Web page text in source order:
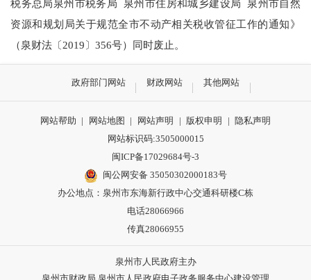
税务总局泉州市税务局
泉州市住房和城乡建设局
泉州市自然
资源和规划局关于规范全市不动产相关税收管征工作的通知》
（泉财法〔2019〕356号）同时废止。
政府部门网站 财政网站 其他网站
网站帮助 | 网站地图 | 网站声明 | 版权申明 | 隐私声明
网站标识码:3505000015
闽ICP备17029684号-3
闽公网安备 35050302000183号
办公地点：泉州市东海新行政中心交通科研楼C栋
电话28066966
传真28066955
泉州市人民政府主办